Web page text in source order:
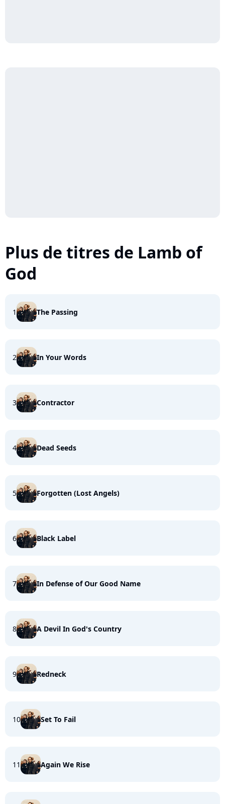
Plus de titres de Lamb of
God
1 The Passing
2 In Your Words
3 Contractor
4 Dead Seeds
5 Forgotten (Lost Angels)
6 Black Label
7 In Defense of Our Good Name
8 A Devil In God's Country
9 Redneck
10 Set To Fail
11 Again We Rise